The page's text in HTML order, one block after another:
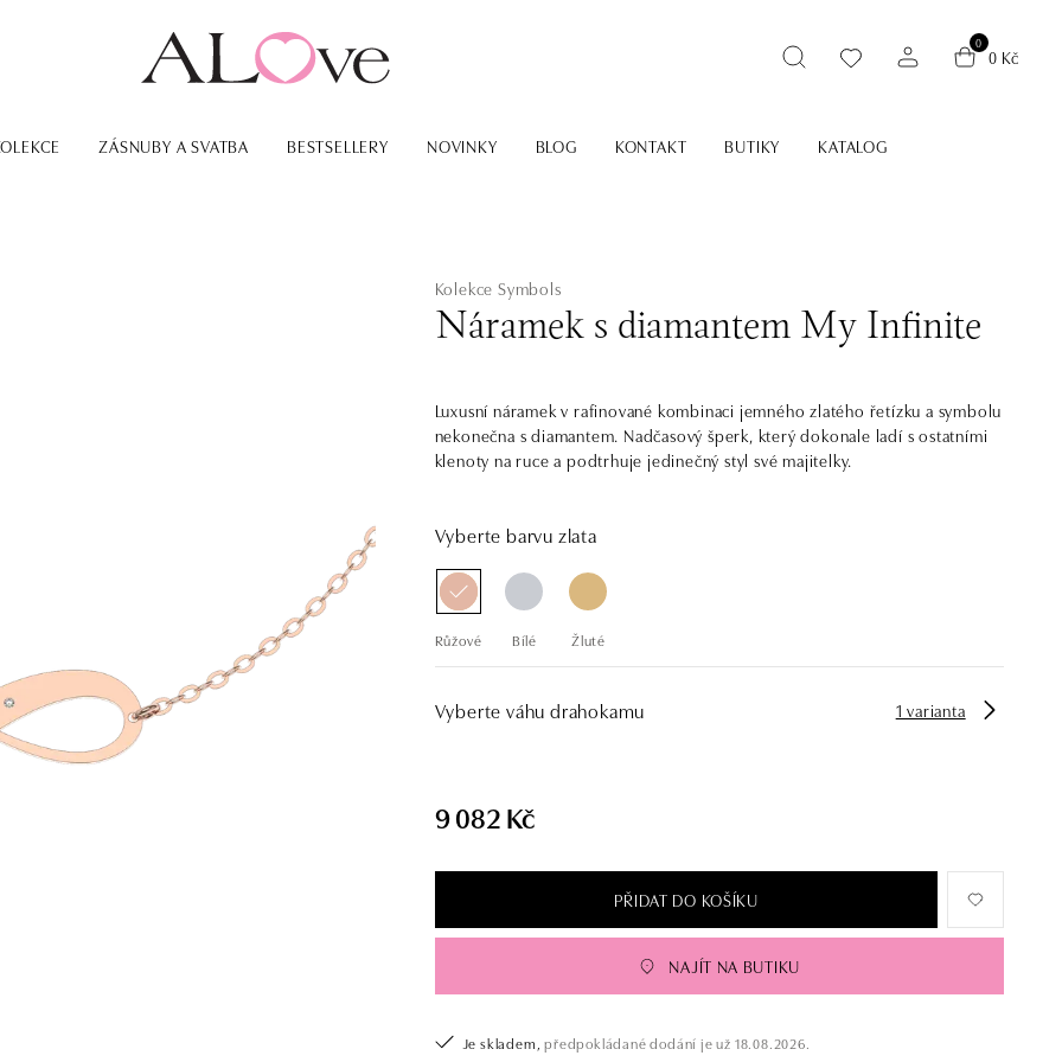
0
0 Kč
ZÁSNUBY A SVATBA BESTSELLERY NOVINKY BLOG KONTAKT BUTIKY KATALOG
Kolekce Symbols
Náramek s diamantem My Infinite
Luxusní náramek v rafinované kombinaci jemného zlatého řetízku a symbolu
nekonečna s diamantem. Nadčasový šperk, který dokonale ladí s ostatními
klenoty na ruce a podtrhuje jedinečný styl své majitelky.
Vyberte barvu zlata
Růžové Bílé Žluté
Vyberte váhu drahokamu 1 varianta
9 082 Kč
PŘIDAT DO KOŠÍKU
NAJÍT NA BUTIKU
Je skladem, předpokládané dodání je už 18.08.2026.